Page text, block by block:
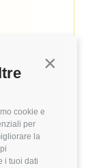
Continua
cookie e
per
la
i tuoi dati